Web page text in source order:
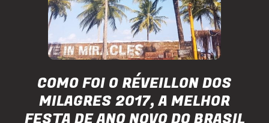
COMO FOI O RÉVEILLON DOS
MILAGRES 2017, A MELHOR